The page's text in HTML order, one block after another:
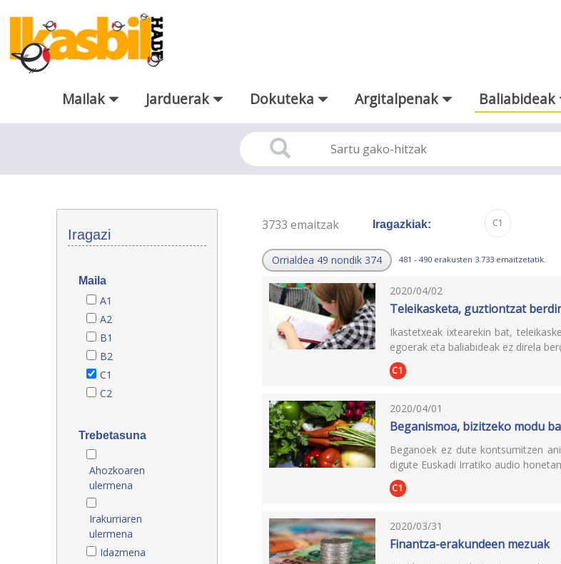
Eduki nagusira joan
Mailak Jarduerak Dokuteka Argitalpenak Baliabideak
Iragazi
Maila
A1
A2
B1
B2
C1
C2
Trebetasuna
Ahozkoaren
ulermena
Irakurriaren
ulermena
Idazmena
3733 emaitzak Iragazkiak: C1
Orrialdea 49 nondik 374 481 - 490 erakusten 3.733 emaitzetatik.
2020/04/02
Teleikasketa, guztiontzat
Ikastetxeak ixtearekin bat,
egoerak eta baliabideak ez direla
C1
2020/04/01
Beganismoa, bizitzeko modu
Beganoek ez dute kontsumitzen
digute Euskadi Irratiko audio
C1
2020/03/31
Finantza-erakundeen mezuak